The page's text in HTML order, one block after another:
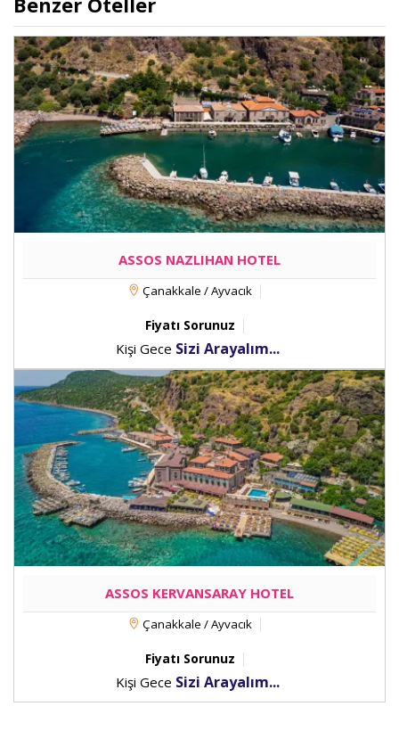
ASSOS NAZLIHAN HOTEL
Çanakkale / Ayvacık
Fiyatı Sorunuz
Kişi Gece Sizi Arayalım...
ASSOS KERVANSARAY HOTEL
Çanakkale / Ayvacık
Fiyatı Sorunuz
Kişi Gece Sizi Arayalım...